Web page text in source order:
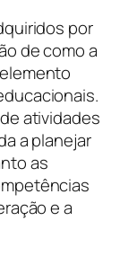
por
de como a
atividades
a planejar
as
e a